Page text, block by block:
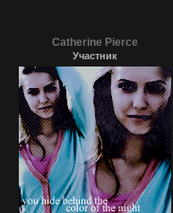
Catherine Pierce
Участник